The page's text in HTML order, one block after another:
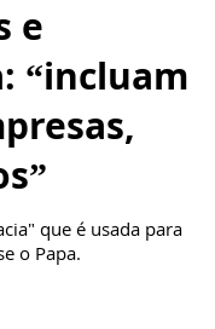
e
“incluam
que é usada para
o Papa.